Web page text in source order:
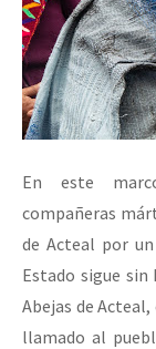
En este
compañeras
de Acteal por
Estado sigue
Abejas de
llamado al